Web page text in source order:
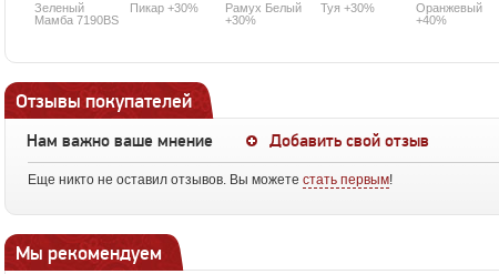
Зеленый
Мамба 7190BS
Пикар +30%
Рамух Белый
+30%
Туя +30%
Оранжевый
+40%
Отзывы покупателей
Нам важно ваше мнение Добавить свой отзыв
Еще никто не оставил отзывов. Вы можете стать первым!
Мы рекомендуем